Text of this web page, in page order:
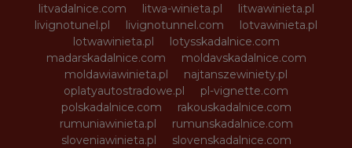
litvadalnice.com
litwa-winieta.pl
litwawinieta.pl
livignotunel.pl
livignotunnel.com
lotvawinieta.pl
lotwawinieta.pl
lotysskadalnice.com
madarskadalnice.com
moldavskadalnice.com
moldawiawinieta.pl
najtanszewiniety.pl
oplatyautostradowe.pl
pl-vignette.com
polskadalnice.com
rakouskadalnice.com
rumuniawinieta.pl
rumunskadalnice.com
sloveniawinieta.pl
slovenskadalnice.com